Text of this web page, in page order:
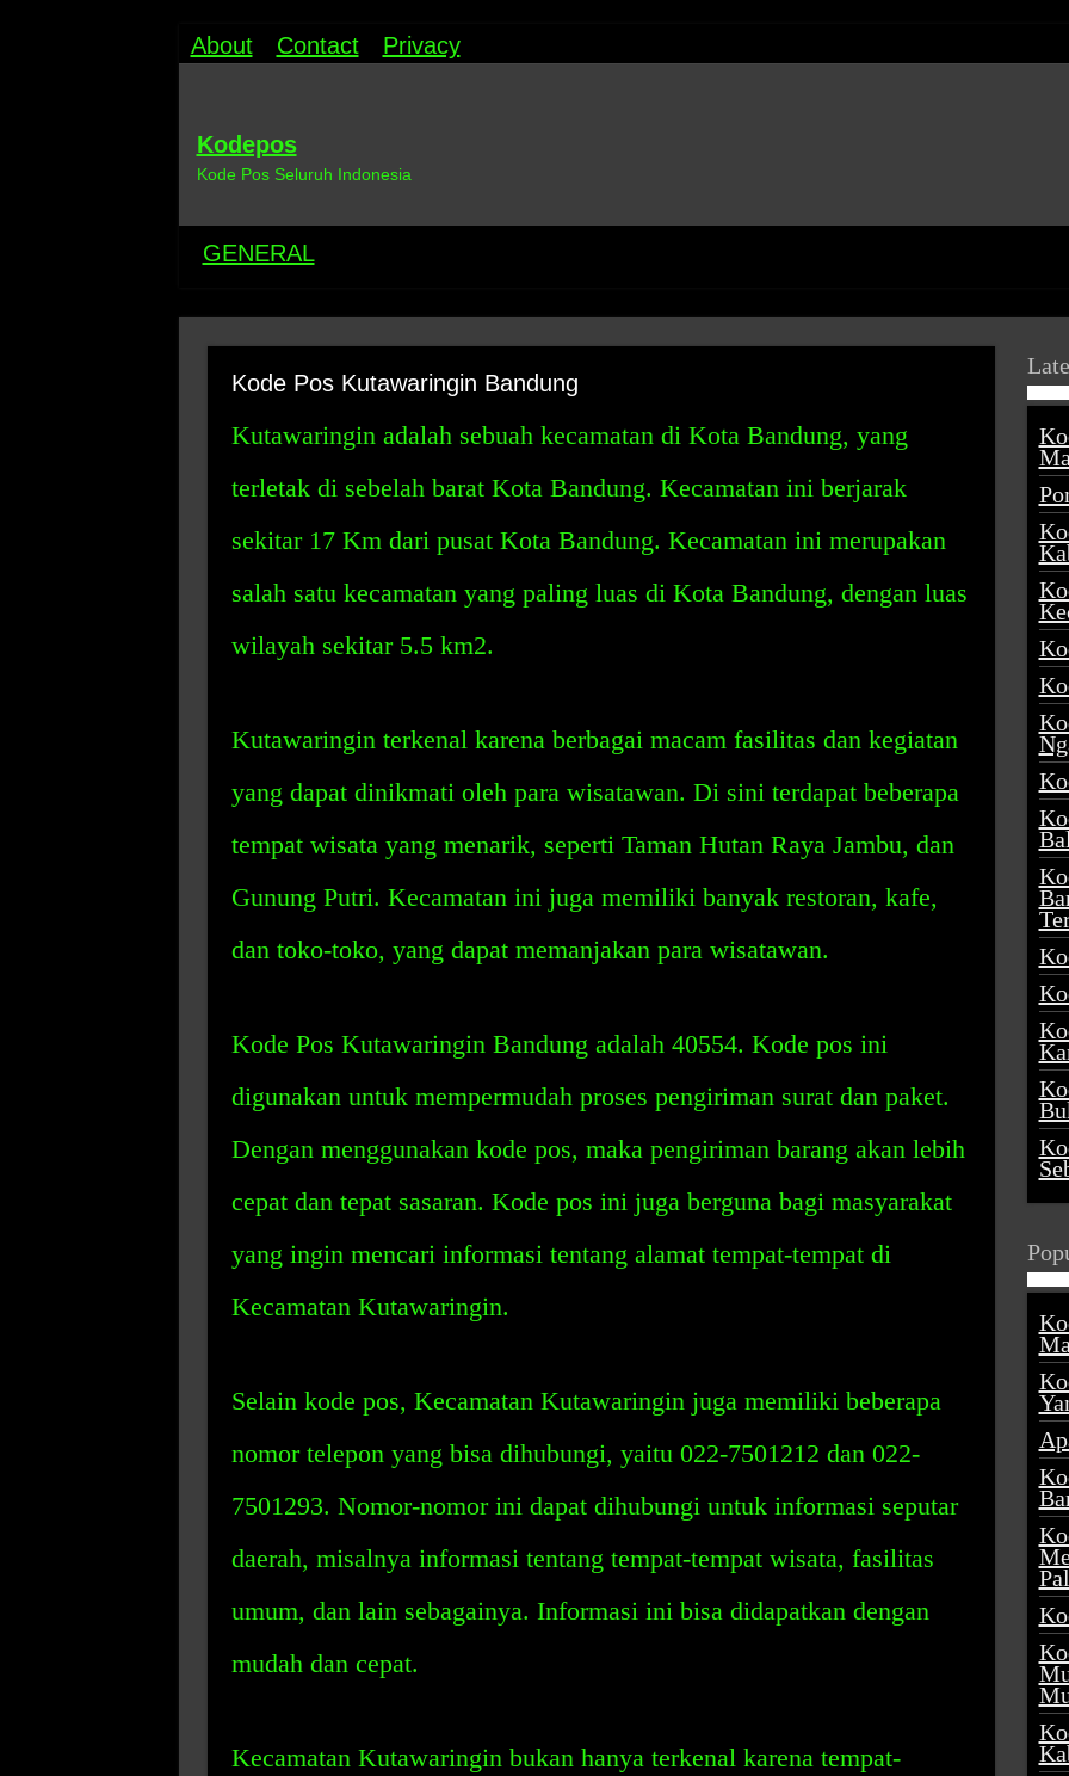
About Contact Privacy
Kodepos
Kode Pos Seluruh Indonesia
GENERAL
Kode Pos Kutawaringin Bandung
Kutawaringin adalah sebuah kecamatan di Kota Bandung, yang
terletak di sebelah barat Kota Bandung. Kecamatan ini berjarak
sekitar 17 Km dari pusat Kota Bandung. Kecamatan ini merupakan
salah satu kecamatan yang paling luas di Kota Bandung, dengan luas
wilayah sekitar 5.5 km2.
Kutawaringin terkenal karena berbagai macam fasilitas dan kegiatan
yang dapat dinikmati oleh para wisatawan. Di sini terdapat beberapa
tempat wisata yang menarik, seperti Taman Hutan Raya Jambu, dan
Gunung Putri. Kecamatan ini juga memiliki banyak restoran, kafe,
dan toko-toko, yang dapat memanjakan para wisatawan.
Kode Pos Kutawaringin Bandung adalah 40554. Kode pos ini
digunakan untuk mempermudah proses pengiriman surat dan paket.
Dengan menggunakan kode pos, maka pengiriman barang akan lebih
cepat dan tepat sasaran. Kode pos ini juga berguna bagi masyarakat
yang ingin mencari informasi tentang alamat tempat-tempat di
Kecamatan Kutawaringin.
Selain kode pos, Kecamatan Kutawaringin juga memiliki beberapa
nomor telepon yang bisa dihubungi, yaitu 022-7501212 dan 022-
7501293. Nomor-nomor ini dapat dihubungi untuk informasi seputar
daerah, misalnya informasi tentang tempat-tempat wisata, fasilitas
umum, dan lain sebagainya. Informasi ini bisa didapatkan dengan
mudah dan cepat.
Kecamatan Kutawaringin bukan hanya terkenal karena tempat-